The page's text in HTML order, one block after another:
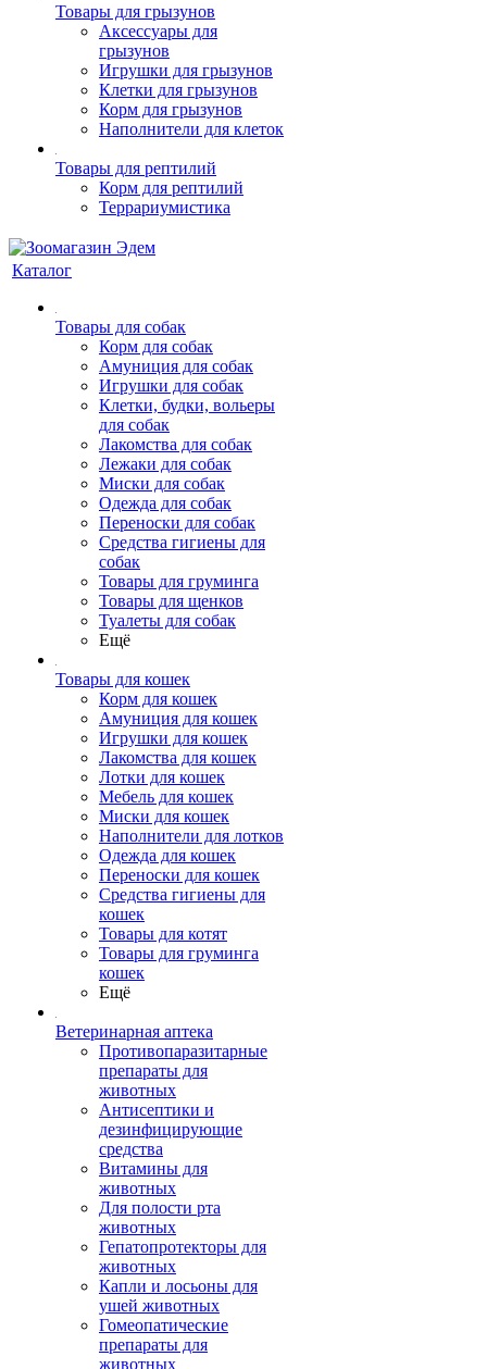
Товары для грызунов
Аксессуары для
грызунов
Игрушки для грызунов
Клетки для грызунов
Корм для грызунов
Наполнители для клеток
Товары для рептилий
Корм для рептилий
Террариумистика
Каталог
Товары для собак
Корм для собак
Амуниция для собак
Игрушки для собак
Клетки, будки, вольеры
для собак
Лакомства для собак
Лежаки для собак
Миски для собак
Одежда для собак
Переноски для собак
Средства гигиены для
собак
Товары для груминга
Товары для щенков
Туалеты для собак
Ещё
Товары для кошек
Корм для кошек
Амуниция для кошек
Игрушки для кошек
Лакомства для кошек
Лотки для кошек
Мебель для кошек
Миски для кошек
Наполнители для лотков
Одежда для кошек
Переноски для кошек
Средства гигиены для
кошек
Товары для котят
Товары для груминга
кошек
Ещё
Ветеринарная аптека
Противопаразитарные
препараты для
животных
Антисептики и
дезинфицирующие
средства
Витамины для
животных
Для полости рта
животных
Гепатопротекторы для
животных
Капли и лосьоны для
ушей животных
Гомеопатические
препараты для
животных